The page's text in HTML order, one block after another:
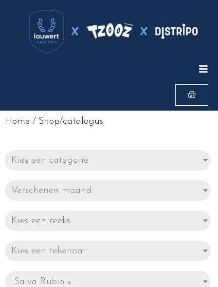
Home / Shop/catalogus
Kies een categorie
Verschenen maand
Kies een reeks
Kies een tekenaar
Salva Rubio ×